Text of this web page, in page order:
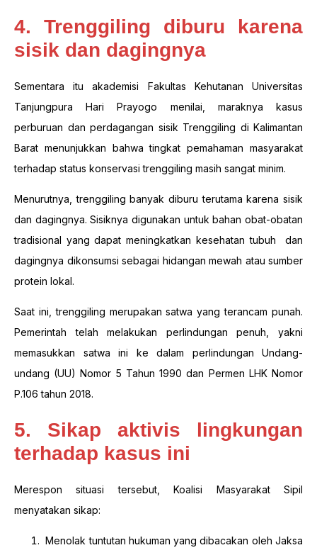
4. Trenggiling diburu karena
sisik dan dagingnya
Sementara itu akademisi Fakultas Kehutanan Universitas
Tanjungpura Hari Prayogo menilai, maraknya kasus
perburuan dan perdagangan sisik Trenggiling di Kalimantan
Barat menunjukkan bahwa tingkat pemahaman masyarakat
terhadap status konservasi trenggiling masih sangat minim.
Menurutnya, trenggiling banyak diburu terutama karena sisik
dan dagingnya. Sisiknya digunakan untuk bahan obat-obatan
tradisional yang dapat meningkatkan kesehatan tubuh dan
dagingnya dikonsumsi sebagai hidangan mewah atau sumber
protein lokal.
Saat ini, trenggiling merupakan satwa yang terancam punah.
Pemerintah telah melakukan perlindungan penuh, yakni
memasukkan satwa ini ke dalam perlindungan Undang-
undang (UU) Nomor 5 Tahun 1990 dan Permen LHK Nomor
P.106 tahun 2018.
5. Sikap aktivis lingkungan
terhadap kasus ini
Merespon situasi tersebut, Koalisi Masyarakat Sipil
menyatakan sikap:
Menolak tuntutan hukuman yang dibacakan oleh Jaksa